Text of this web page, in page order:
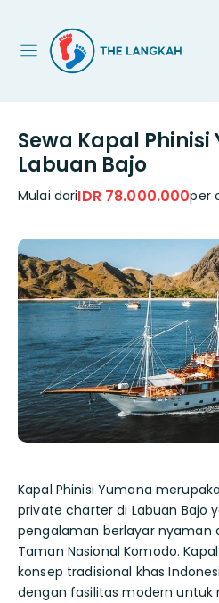
Sewa Kapal Phinisi
Labuan Bajo
Mulai dariIDR 78.000.000per
Kapal Phinisi Yumana
private charter di Labuan Bajo
pengalaman berlayar nyaman
Taman Nasional Komodo.
konsep tradisional khas
dengan fasilitas modern